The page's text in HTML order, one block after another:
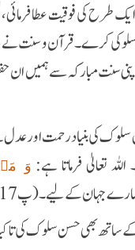
ایک طرح کی فوقیت عطا
بدسلوکی کرے۔ قرآن و
مبارکہ سے ہمیں ان
کی بنیاد رحمت اور
تعالیٰ فرماتا ہے: وَ
کے لیے۔ (پ17، الانبیاء: 107)
ساتھ بھی حسن سلوک کی